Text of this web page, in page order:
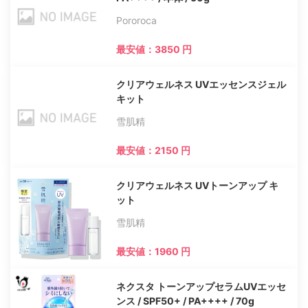
Pororoca
最安値：3850 円
クリアウェルネス UVエッセンスジェル
キット
雪肌精
最安値：2150 円
クリアウェルネス UVトーンアップ キ
ット
雪肌精
最安値：1960 円
ネクスタ トーンアップセラムUVエッセ
ンス / SPF50+ / PA++++ / 70g